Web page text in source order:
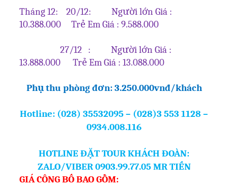
Tháng 12: 20/12: Người lớn Giá :
10.388.000 Trẻ Em Giá : 9.588.000
27/12 : Người lớn Giá :
13.888.000 Trẻ Em Giá : 13.088.000
Phụ thu phòng đơn: 3.250.000vnđ/khách
Hotline: (028) 35532095 – (028)3 553 1128 –
0934.008.116
HOTLINE ĐẶT TOUR KHÁCH ĐOÀN:
ZALO/VIBER 0903.99.77.05 MR TIẾN
GIÁ CÔNG BỐ BAO GỒM: